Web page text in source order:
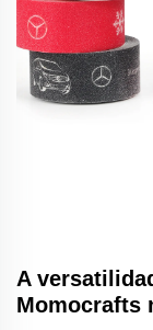
A
Momocrafts